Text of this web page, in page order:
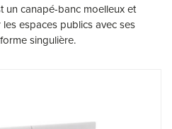
un canapé-banc moelleux et
espaces publics avec ses
singulière.